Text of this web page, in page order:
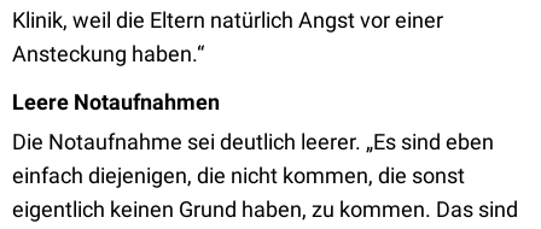
Klinik, weil die Eltern natürlich Angst vor einer
Ansteckung haben.“
Leere Notaufnahmen
Die Notaufnahme sei deutlich leerer. „Es sind eben
einfach diejenigen, die nicht kommen, die sonst
eigentlich keinen Grund haben, zu kommen. Das sind